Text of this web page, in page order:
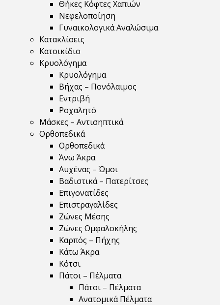
Θήκες Κόφτες Χαπιών
Νεφελοποίηση
Γυναικολογικά Αναλώσιμα
Κατακλίσεις
Κατοικίδιο
Κρυολόγημα
Κρυολόγημα
Βήχας – Πονόλαιμος
Εντριβή
Ροχαλητό
Μάσκες – Αντισηπτικά
Ορθοπεδικά
Ορθοπεδικά
Άνω Άκρα
Αυχένας – Ώμοι
Βαδιστικά – Πατερίτσες
Επιγονατίδες
Επιστραγαλίδες
Ζώνες Μέσης
Ζώνες Ομφαλοκήλης
Καρπός – Πήχης
Κάτω Άκρα
Κότσι
Πάτοι – Πέλματα
Πάτοι – Πέλματα
Ανατομικά Πέλματα